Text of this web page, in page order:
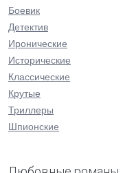
Боевик
Детектив
Иронические
Исторические
Классические
Крутые
Триллеры
Шпионские